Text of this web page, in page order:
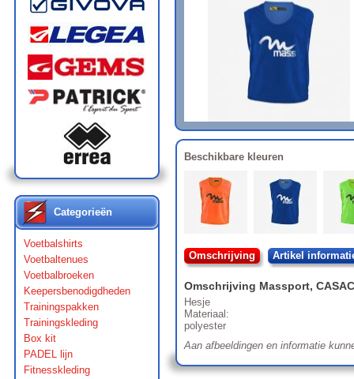
Categorieën
Voetbalshirts
Voetbaltenues
Voetbalbroeken
Keepersbenodigdheden
Trainingspakken
Trainingskleding
Box kit
PADEL lijn
Fitnesskleding
Beschikbare kleuren
Omschrijving Artikel
Omschrijving Massport,
Hesje
Materiaal:
polyester
Aan afbeeldingen en informatie